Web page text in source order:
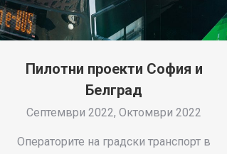
Пилотни проекти София и
Белград
Септември 2022, Октомври 2022
Операторите на градски транспорт в